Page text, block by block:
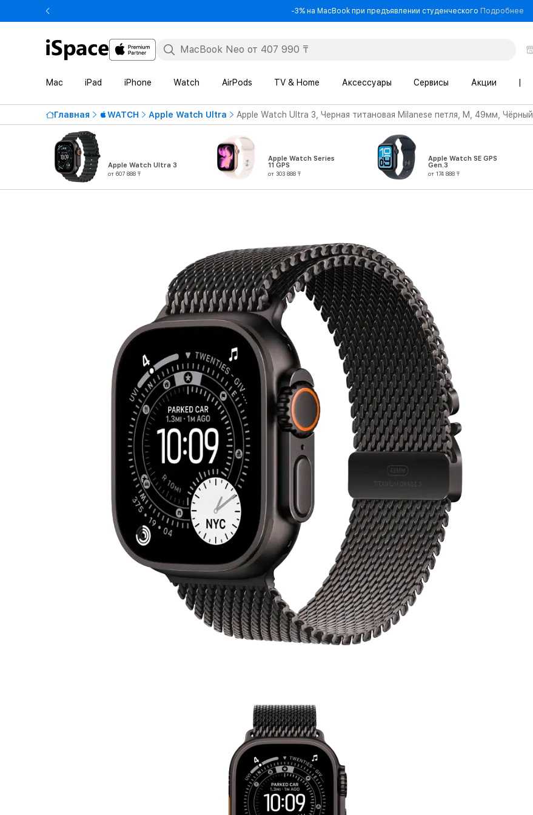
-3% на MacBook при предъявлении студенческого Подробнее
Mac iPad iPhone Watch AirPods TV & Home Аксессуары Сервисы Акции
Главная WATCH Apple Watch Ultra Apple Watch Ultra 3, Черная титановая Milanese петля, M, 49мм, Чёрный
Apple Watch Ultra 3
от 607 888 ₸
Apple Watch Series
11 GPS
от 303 888 ₸
Apple Watch SE GPS
Gen.3
от 174 888 ₸